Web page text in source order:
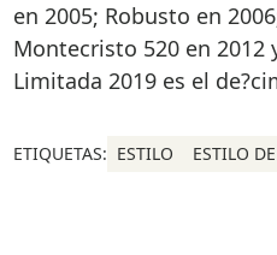
en 2005; Robusto en
Montecristo 520 en 2012
Limitada 2019 es el
ETIQUETAS: ESTILO ESTILO